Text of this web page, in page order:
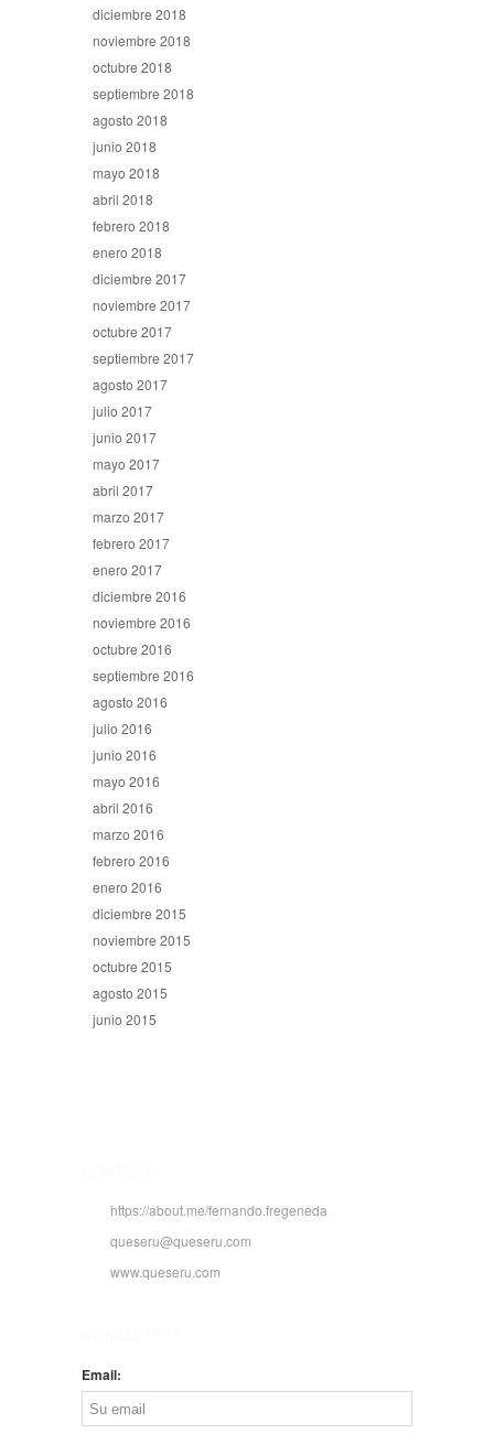
diciembre 2018
noviembre 2018
octubre 2018
septiembre 2018
agosto 2018
junio 2018
mayo 2018
abril 2018
febrero 2018
enero 2018
diciembre 2017
noviembre 2017
octubre 2017
septiembre 2017
agosto 2017
julio 2017
junio 2017
mayo 2017
abril 2017
marzo 2017
febrero 2017
enero 2017
diciembre 2016
noviembre 2016
octubre 2016
septiembre 2016
agosto 2016
julio 2016
junio 2016
mayo 2016
abril 2016
marzo 2016
febrero 2016
enero 2016
diciembre 2015
noviembre 2015
octubre 2015
agosto 2015
junio 2015
https://about.me/fernando.fregeneda
queseru@queseru.com
www.queseru.com
Email: